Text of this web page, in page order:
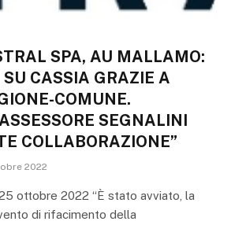
SPA, AU MALLAMO:
CASSIA GRAZIE A
COMUNE.
SEGNALINI
COLLABORAZIONE”
2022
ottobre 2022 “È stato avviato, la
di rifacimento della